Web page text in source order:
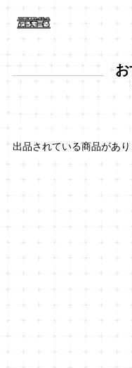
出品されている商品があり